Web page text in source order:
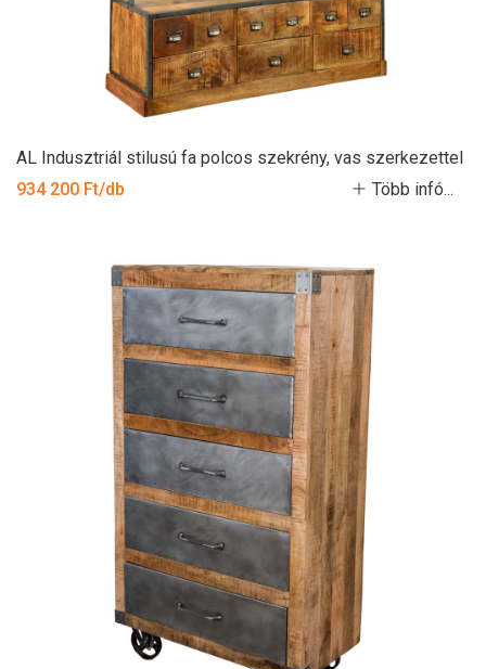
AL Indusztriál stilusú fa polcos szekrény, vas szerkezettel
934 200 Ft/db
Több infó...